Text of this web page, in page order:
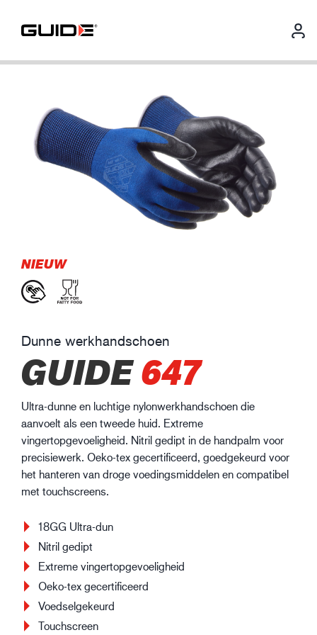
NIEUW
Dunne werkhandschoen
GUIDE647
Ultra-dunne en luchtige nylonwerkhandschoen die
aanvoelt als een tweede huid. Extreme
vingertopgevoeligheid. Nitril gedipt in de handpalm voor
precisiewerk. Oeko-tex gecertificeerd, goedgekeurd voor
het hanteren van droge voedingsmiddelen en compatibel
met touchscreens.
18GG Ultra-dun
Nitril gedipt
Extreme vingertopgevoeligheid
Oeko-tex gecertificeerd
Voedselgekeurd
Touchscreen